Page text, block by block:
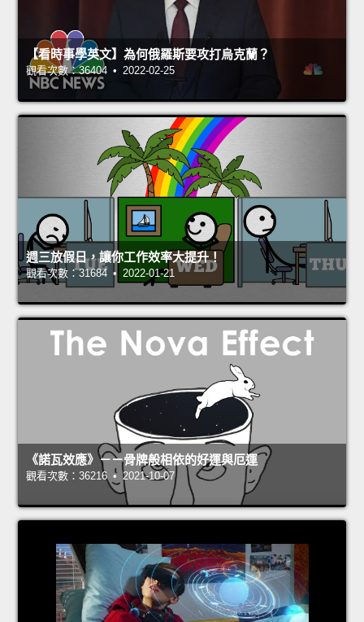
【看時事學英文】為何俄羅斯要攻打烏克蘭？
觀看次數：36404 • 2022-02-25
週三放假日，讓你工作效率大提升！
觀看次數：31684 • 2022-01-21
《諾瓦效應》－－骨牌般相依的好運與厄運
觀看次數：36216 • 2021-10-07